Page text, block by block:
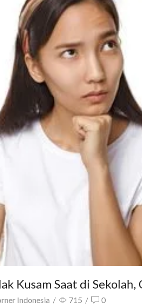
Kusam Saat di Sekolah,
Indonesia / 715 / 0